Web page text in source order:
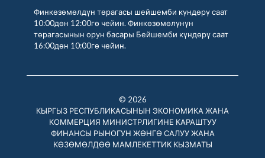
Финкөзөмөлдүн төрагасы шейшемби күндөрү саат
10:00дөн 12:00гө чейин. Финкөзөмөлүнүн
төрагасынын орун басары Бейшемби күндөрү саат
16:00дөн 10:00гө чейин.
© 2026
КЫРГЫЗ РЕСПУБЛИКАСЫНЫН ЭКОНОМИКА ЖАНА
КОММЕРЦИЯ МИНИСТРЛИГИНЕ КАРАШТУУ
ФИНАНСЫ РЫНОГУН ЖӨНГӨ САЛУУ ЖАНА
КӨЗӨМӨЛДӨӨ МАМЛЕКЕТТИК КЫЗМАТЫ